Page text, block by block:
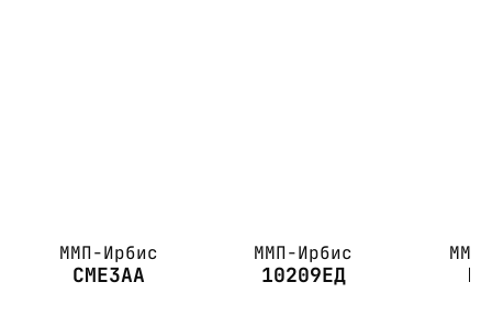
ММП-Ирбис
СМЕ3АА
ММП-Ирбис
10209ЕД